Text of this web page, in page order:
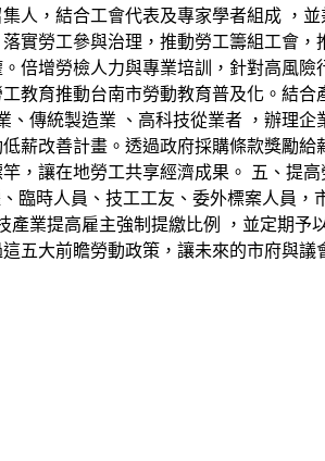
人，結合工會代表及專家學者組成 ，
實勞工參與治理，推動勞工籌組工會
倍增勞檢人力與專業培訓，針對高風
教育推動台南市勞動教育普及化。結
傳統製造業 、高科技從業者 ，辦理
薪改善計畫。透過政府採購條款獎勵
，讓在地勞工共享經濟成果。 五、提
臨時人員、技工工友、委外標案人員
業提高雇主強制提繳比例 ，並定期
五大前瞻勞動政策，讓未來的市府與